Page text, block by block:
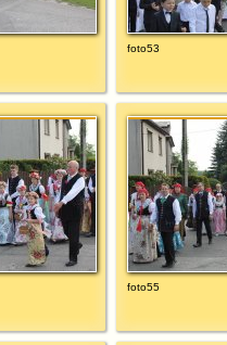
foto53
foto55